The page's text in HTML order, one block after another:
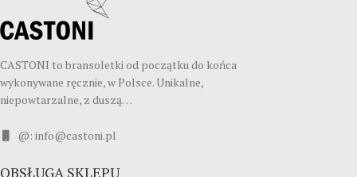
CASTONI to bransoletki od początku do końca
wykonywane ręcznie, w Polsce. Unikalne,
niepowtarzalne, z duszą…
@: info@castoni.pl
OBSŁUGA SKLEPU